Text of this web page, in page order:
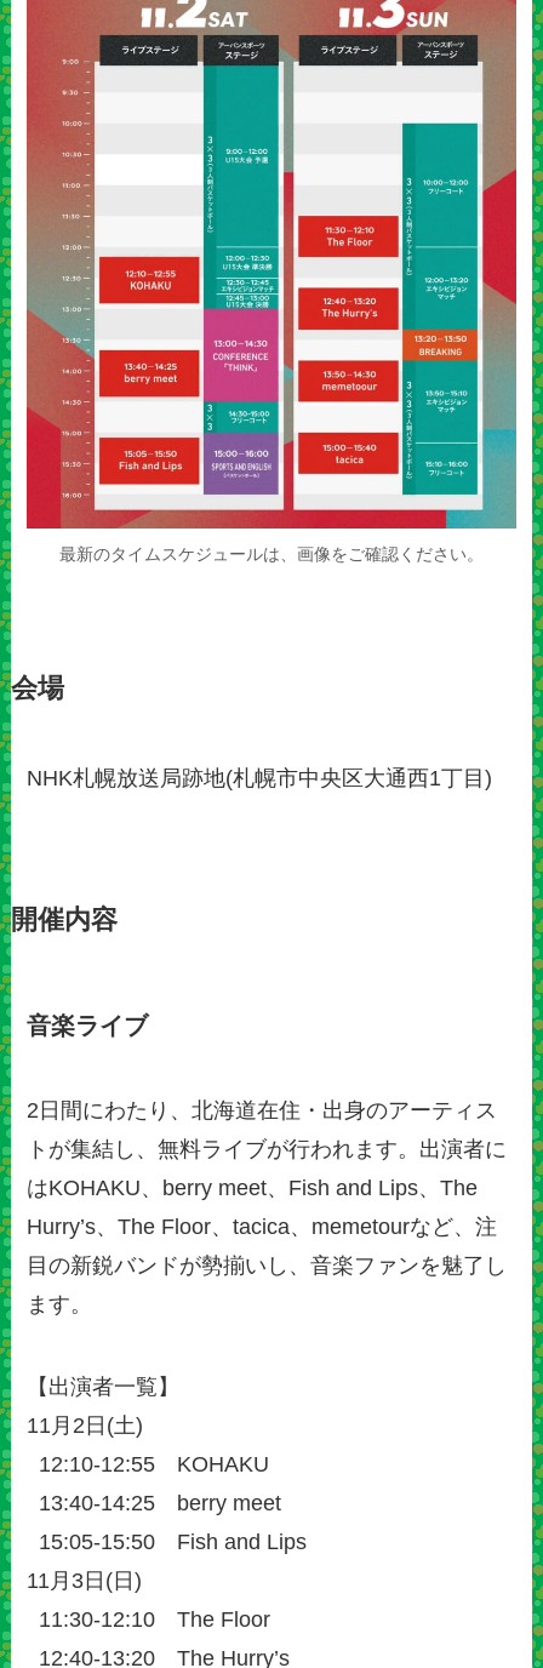
最新のタイムスケジュールは、画像をご確認ください。
会場
NHK札幌放送局跡地(札幌市中央区大通⻄1丁目)
開催内容
音楽ライブ
2日間にわたり、北海道在住・出身のアーティス
トが集結し、無料ライブが行われます。出演者に
はKOHAKU、berry meet、Fish and Lips、The
Hurry’s、The Floor、tacica、memetourなど、注
目の新鋭バンドが勢揃いし、音楽ファンを魅了し
ます。
【出演者一覧】
11月2日(土)
12:10-12:55 KOHAKU
13:40-14:25 berry meet
15:05-15:50 Fish and Lips
11月3日(日)
11:30-12:10 The Floor
12:40-13:20 The Hurry’s